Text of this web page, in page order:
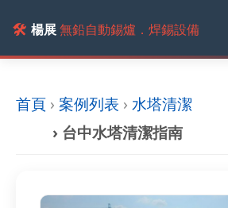
🛠️ 楊展無鉛自動錫爐．焊錫設備
首頁 › 案例列表 › 水塔清潔
› 台中水塔清潔指南